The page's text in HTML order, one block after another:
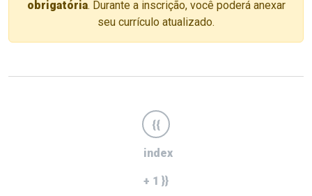
obrigatória. Durante a inscrição, você poderá anexar
seu currículo atualizado.
{{
index
+ 1 }}